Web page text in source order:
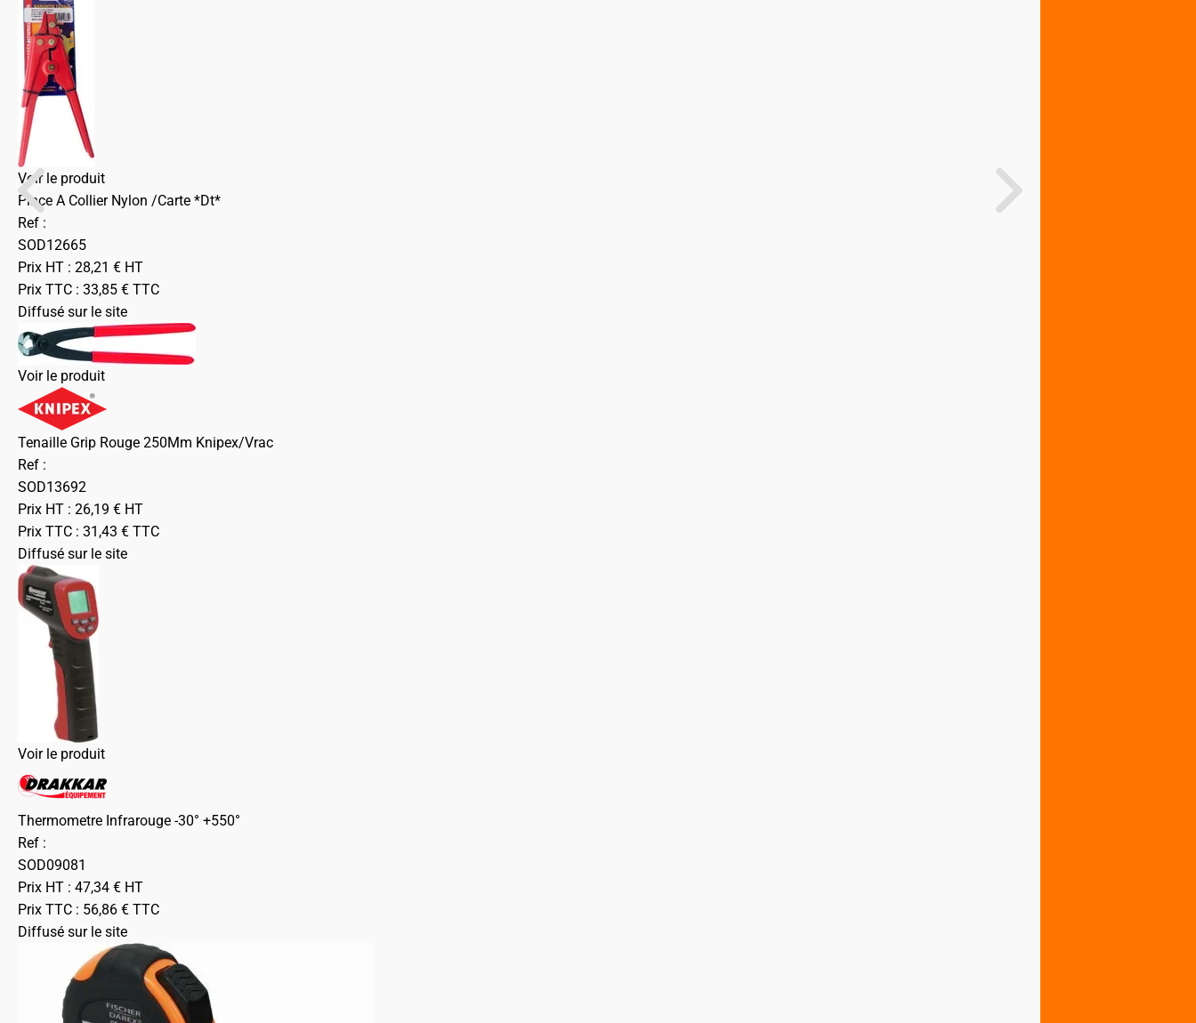
Voir le produit
Pince A Collier Nylon /Carte *Dt*
Ref :
SOD12665
Prix HT : 28,21 € HT
Prix TTC : 33,85 € TTC
Diffusé sur le site
Voir le produit
Tenaille Grip Rouge 250Mm Knipex/Vrac
Ref :
SOD13692
Prix HT : 26,19 € HT
Prix TTC : 31,43 € TTC
Diffusé sur le site
Voir le produit
Thermometre Infrarouge -30° +550°
Ref :
SOD09081
Prix HT : 47,34 € HT
Prix TTC : 56,86 € TTC
Diffusé sur le site